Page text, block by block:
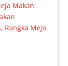
Makan
, Rangka Meja